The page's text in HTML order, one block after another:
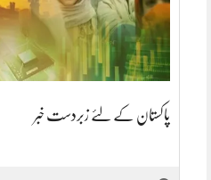
پاکستان کے لئے زبردست خبر